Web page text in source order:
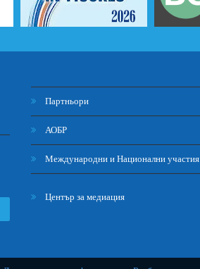
Партньори
АОБР
Международни и Национални участия
Център за медиация